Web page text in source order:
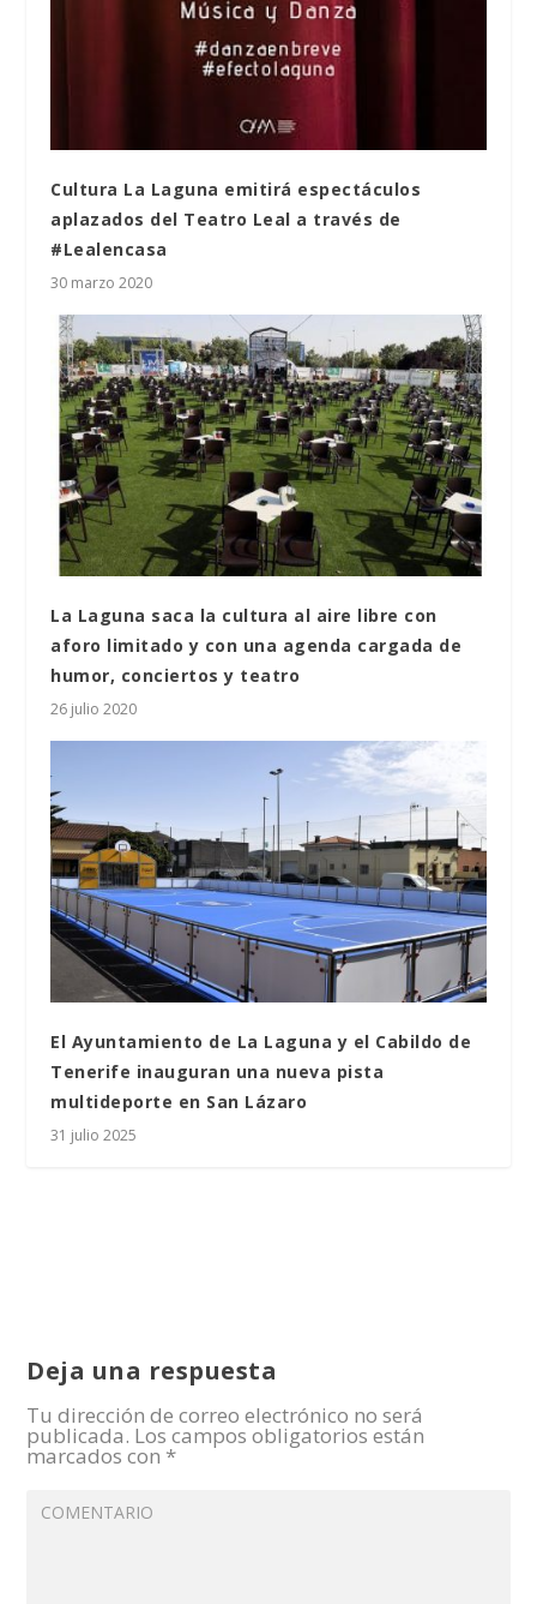
Cultura La Laguna emitirá espectáculos
aplazados del Teatro Leal a través de
#Lealencasa
30 marzo 2020
La Laguna saca la cultura al aire libre con
aforo limitado y con una agenda cargada de
humor, conciertos y teatro
26 julio 2020
El Ayuntamiento de La Laguna y el Cabildo de
Tenerife inauguran una nueva pista
multideporte en San Lázaro
31 julio 2025
Deja una respuesta
Tu dirección de correo electrónico no será
publicada. Los campos obligatorios están
marcados con *